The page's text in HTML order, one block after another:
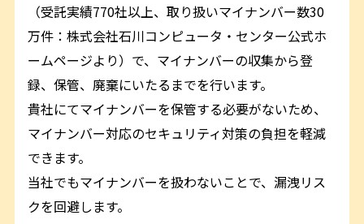
（受託実績770社以上、取り扱いマイナンバー数30
万件：株式会社石川コンピュータ・センター公式ホ
ームページより）で、マイナンバーの収集から登
録、保管、廃棄にいたるまでを行います。
貴社にてマイナンバーを保管する必要がないため、
マイナンバー対応のセキュリティ対策の負担を軽減
できます。
当社でもマイナンバーを扱わないことで、漏洩リス
クを回避します。